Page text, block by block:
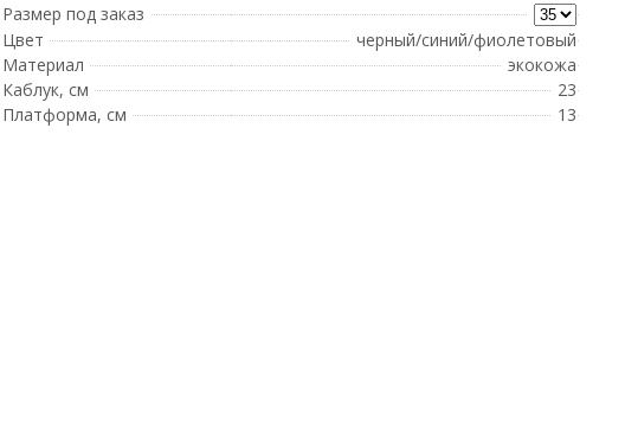
Размер под заказ
Цвет
черный/синий/фиолетовый
Материал
экокожа
Каблук, см
23
Платформа, см
13